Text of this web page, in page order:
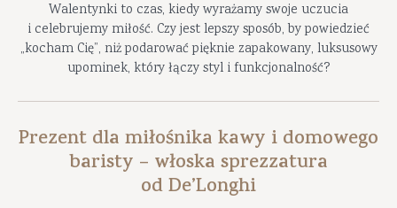
Walentynki to czas, kiedy wyrażamy swoje uczucia
i celebrujemy miłość. Czy jest lepszy sposób, by powiedzieć
„kocham Cię”, niż podarować pięknie zapakowany, luksusowy
upominek, który łączy styl i funkcjonalność?
Prezent dla miłośnika kawy i domowego
baristy – włoska sprezzatura
od De’Longhi